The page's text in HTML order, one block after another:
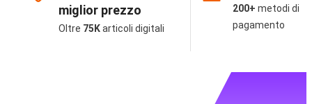
miglior prezzo
Oltre 75Karticoli digitali
200+ metodi di
pagamento